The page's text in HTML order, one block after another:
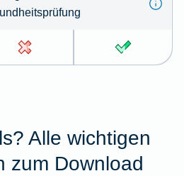
Alle wichtigen
zum Download